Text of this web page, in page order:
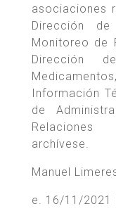
asociaciones
Dirección
Monitoreo de
Dirección
Información
de
Relaciones
archívese.
Manuel
e. 16/11/2021